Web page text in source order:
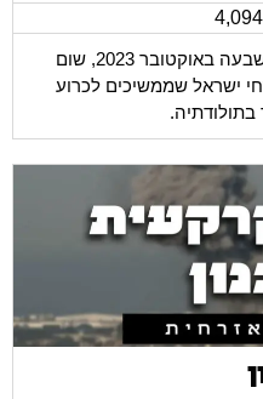
למרות שעברה שנה שלמה מאז השבעה באוקטובר 2023, שום
ישראל שממשיכים לכרוע